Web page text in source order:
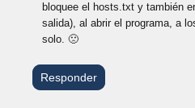
bloquee el hosts.txt y también
salida), al abrir el programa, a
solo. 🙁
Responder